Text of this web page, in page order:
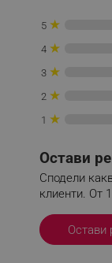
5 ★
4 ★
3 ★
2 ★
1 ★
Остави
Сподели
клиенти. От
Остави
_sgf_rq